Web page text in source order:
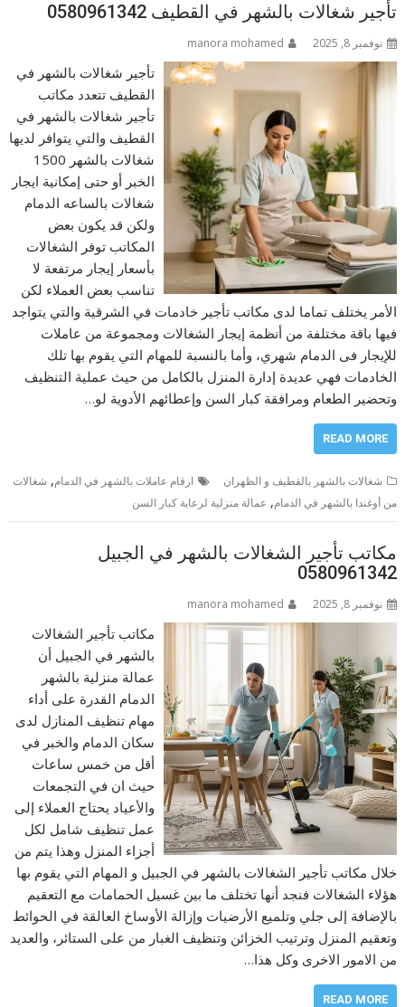
تأجير شغالات بالشهر في القطيف 0580961342
نوفمبر 8, 2025 manora mohamed
تأجير شغالات بالشهر في
القطيف تتعدد مكاتب
تأجير شغالات بالشهر في
القطيف والتي يتوافر لديها
شغالات بالشهر 1500
الخبر أو حتى إمكانية ايجار
شغالات بالساعه الدمام
ولكن قد يكون بعض
المكاتب توفر الشغالات
بأسعار إيجار مرتفعة لا
تناسب بعض العملاء لكن
الأمر يختلف تماما لدى مكاتب تأجير خادمات في الشرقية والتي يتواجد
فيها باقة مختلفة من أنظمة إيجار الشغالات ومجموعة من عاملات
للإيجار فى الدمام شهري، وأما بالنسبة للمهام التي يقوم بها تلك
الخادمات فهي عديدة إدارة المنزل بالكامل من حيث عملية التنظيف
وتحضير الطعام ومرافقة كبار السن وإعطائهم الأدوية لو…
READ MORE
شغالات بالشهر بالقطيف و الظهران ارقام عاملات بالشهر في الدمام, شغالات
من أوغندا بالشهر في الدمام, عمالة منزلية لرعاية كبار السن
مكاتب تأجير الشغالات بالشهر في الجبيل
0580961342
نوفمبر 8, 2025 manora mohamed
مكاتب تأجير الشغالات
بالشهر في الجبيل أن
عمالة منزلية بالشهر
الدمام القدرة على أداء
مهام تنظيف المنازل لدى
سكان الدمام والخبر في
أقل من خمس ساعات
حيث ان في التجمعات
والأعياد يحتاج العملاء إلى
عمل تنظيف شامل لكل
أجزاء المنزل وهذا يتم من
خلال مكاتب تأجير الشغالات بالشهر في الجبيل و المهام التي يقوم بها
هؤلاء الشغالات فنجد أنها تختلف ما بين غسيل الحمامات مع التعقيم
بالإضافة إلى جلي وتلميع الأرضيات وإزالة الأوساخ العالقة في الحوائط
وتعقيم المنزل وترتيب الخزائن وتنظيف الغبار من على الستائر، والعديد
من الامور الاخرى وكل هذا…
READ MORE